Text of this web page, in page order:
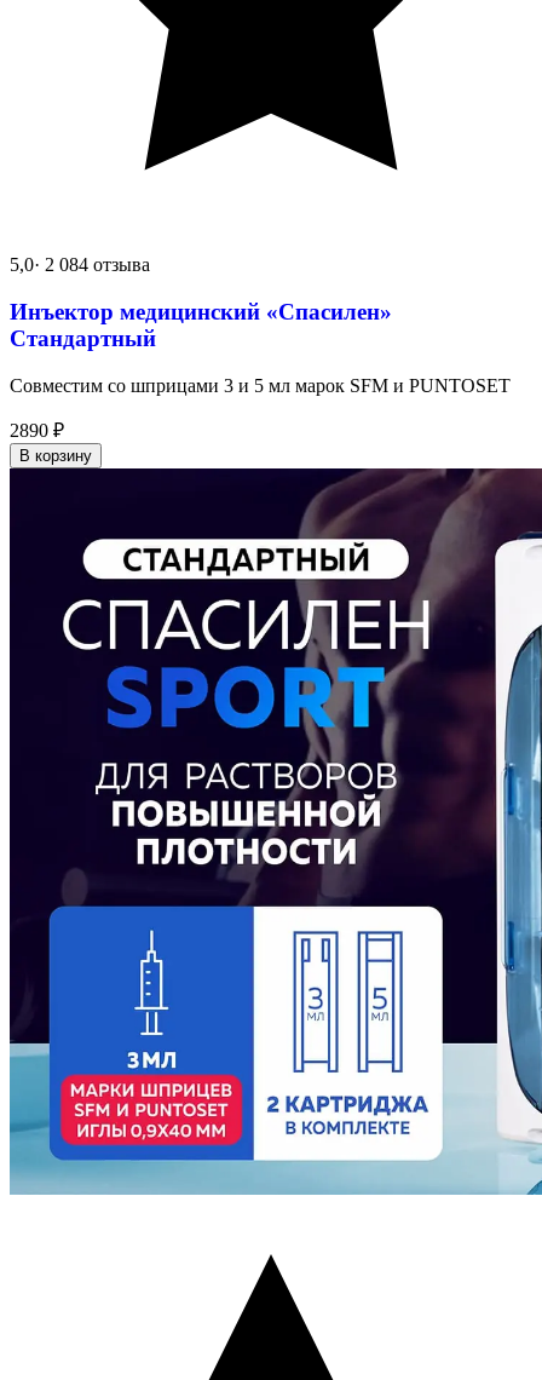
5,0· 2 084 отзыва
Инъектор медицинский «Спасилен»
Стандартный
Совместим со шприцами 3 и 5 мл марок SFM и PUNTOSET
2890 ₽
В корзину